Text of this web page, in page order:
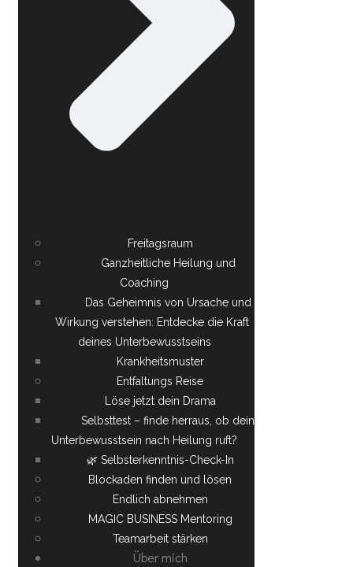
Freitagsraum
Ganzheitliche Heilung und
Coaching
Das Geheimnis von Ursache und
Wirkung verstehen: Entdecke die Kraft
deines Unterbewusstseins
Krankheitsmuster
Entfaltungs Reise
Löse jetzt dein Drama
Selbsttest – finde herraus, ob dein
Unterbewusstsein nach Heilung ruft?
🌿 Selbsterkenntnis-Check-In
Blockaden finden und lösen
Endlich abnehmen
MAGIC BUSINESS Mentoring
Teamarbeit stärken
Über mich